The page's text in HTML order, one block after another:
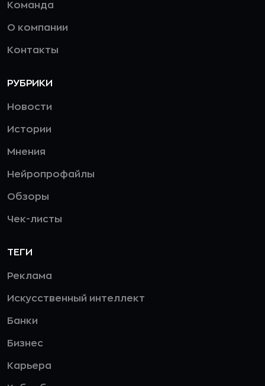
Команда
О компании
Контакты
РУБРИКИ
Новости
Истории
Мнения
Нейропрофайлы
Обзоры
Чек-листы
ТЕГИ
Реклама
Искусственный интеллект
Банки
Бизнес
Карьера